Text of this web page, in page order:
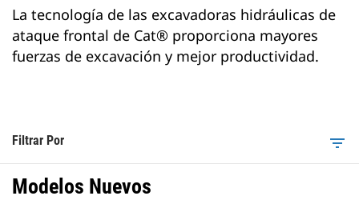
La tecnología de las excavadoras hidráulicas de
ataque frontal de Cat® proporciona mayores
fuerzas de excavación y mejor productividad.
Filtrar Por filter_list
Modelos Nuevos